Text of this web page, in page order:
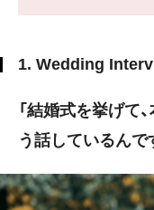
1. Wedding
「結婚式を挙げて
う話しているんで